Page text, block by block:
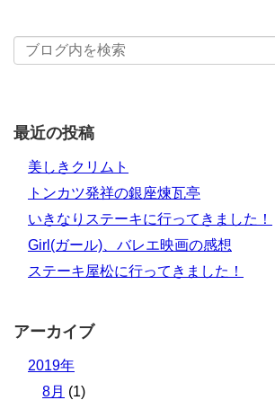
最近の投稿
美しきクリムト
トンカツ発祥の銀座煉瓦亭
いきなりステーキに行ってきました！
Girl(ガール)、バレエ映画の感想
ステーキ屋松に行ってきました！
アーカイブ
2019年
8月 (1)